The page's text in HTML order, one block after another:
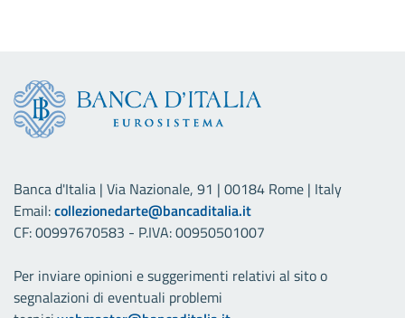
Banca d'Italia | Via Nazionale, 91 | 00184 Rome | Italy
Email:collezionedarte@bancaditalia.it
CF: 00997670583 - P.IVA: 00950501007
Per inviare opinioni e suggerimenti relativi al sito o
segnalazioni di eventuali problemi